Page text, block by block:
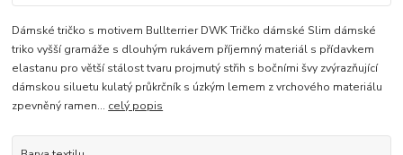
Dámské tričko s motivem Bullterrier DWK Tričko dámské Slim dámské
triko vyšší gramáže s dlouhým rukávem příjemný materiál s přídavkem
elastanu pro větší stálost tvaru projmutý střih s bočními švy zvýrazňující
dámskou siluetu kulatý průkrčník s úzkým lemem z vrchového materiálu
zpevněný ramen... celý popis